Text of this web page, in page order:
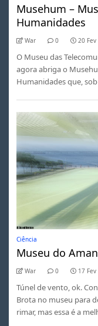
Musehum –
Humanidades
War 0 20
O Museu das
agora abriga o
Humanidades que,
Ciência
Museu do
War 0 17
Túnel de vento, ok.
Brota no museu para
rimar, mas essa é a